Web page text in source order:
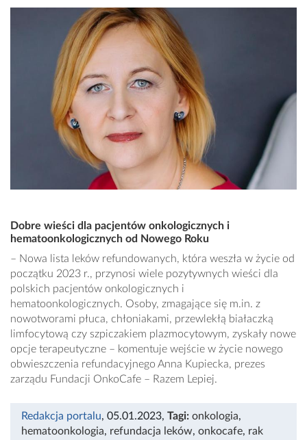
Dobre wieści dla pacjentów onkologicznych i
hematoonkologicznych od Nowego Roku
– Nowa lista leków refundowanych, która weszła w życie od
początku 2023 r., przynosi wiele pozytywnych wieści dla
polskich pacjentów onkologicznych i
hematoonkologicznych. Osoby, zmagające się m.in. z
nowotworami płuca, chłoniakami, przewlekłą białaczką
limfocytową czy szpiczakiem plazmocytowym, zyskały nowe
opcje terapeutyczne – komentuje wejście w życie nowego
obwieszczenia refundacyjnego Anna Kupiecka, prezes
zarządu Fundacji OnkoCafe – Razem Lepiej.
Redakcja portalu, 05.01.2023, Tagi: onkologia,
hematoonkologia, refundacja leków, onkocafe, rak